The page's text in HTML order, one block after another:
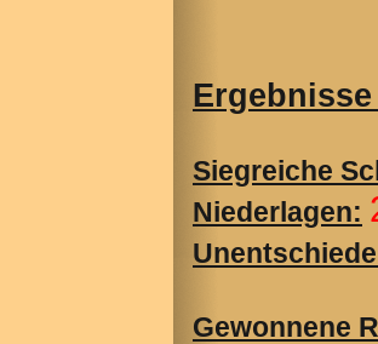
Siegreiche
Niederlagen:
Gewonnene